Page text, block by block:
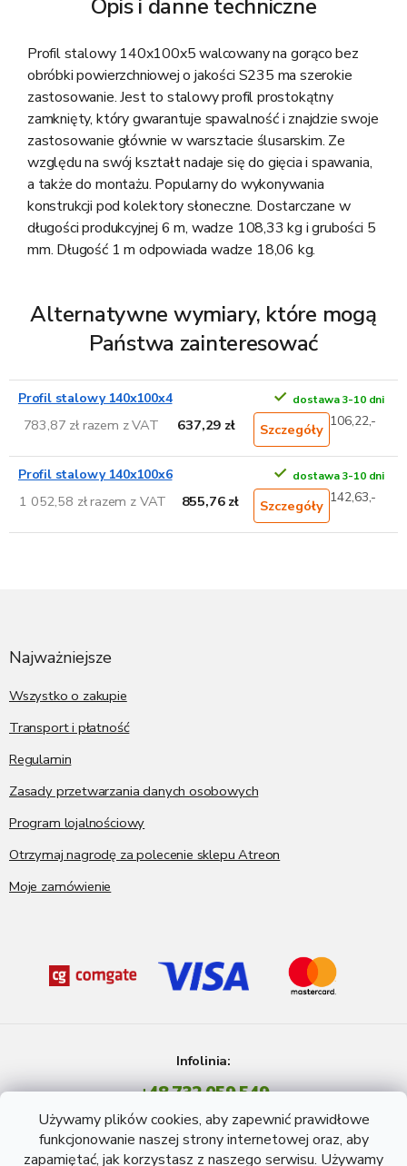
Używamy plików cookies, aby zapewnić prawidłowe
funkcjonowanie naszej strony internetowej oraz, aby
zapamiętać, jak korzystasz z naszego serwisu. Używamy
Opis i danne techniczne
Profil stalowy 140x100x5 walcowany na gorąco bez
obróbki powierzchniowej o jakości S235 ma szerokie
zastosowanie. Jest to stalowy profil prostokątny
zamknięty, który gwarantuje spawalność i znajdzie swoje
zastosowanie głównie w warsztacie ślusarskim. Ze
względu na swój kształt nadaje się do gięcia i spawania,
a także do montażu. Popularny do wykonywania
konstrukcji pod kolektory słoneczne. Dostarczane w
długości produkcyjnej 6 m, wadze 108,33 kg i grubości 5
mm. Długość 1 m odpowiada wadze 18,06 kg.
Alternatywne wymiary, które mogą
Państwa zainteresować
Profil stalowy 140x100x4 dostawa 3-10 dni
783,87 zł razem z VAT 637,29 zł Szczegóły 106,22,-
Profil stalowy 140x100x6 dostawa 3-10 dni
1 052,58 zł razem z VAT 855,76 zł Szczegóły 142,63,-
Najważniejsze
Wszystko o zakupie
Transport i płatność
Regulamin
Zasady przetwarzania danych osobowych
Program lojalnościowy
Otrzymaj nagrodę za polecenie sklepu Atreon
Moje zamówienie
Infolinia:
+48 732 059 549
Pon - Pt: 8 - 15 godź.
info@atreon.pl